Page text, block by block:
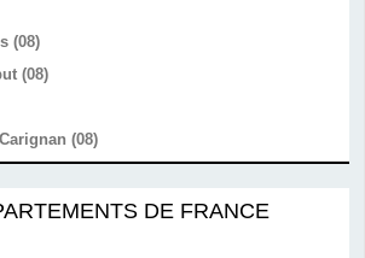
(08)
(08)
(08)
DE FRANCE